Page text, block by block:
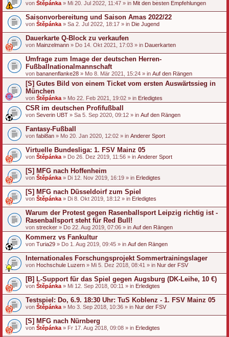
von Štěpánka » Mi 20. Jul 2022, 11:47 » in Mit den besten Empfehlungen
Saisonvorbereitung und Saison Amas 2022/22
von Štěpánka » Sa 2. Jul 2022, 18:17 » in Die Jugend
Dauerkarte Q-Block zu verkaufen
von Mainzelmann » Do 14. Okt 2021, 17:03 » in Dauerkarten
Umfrage zum Image der deutschen Herren-
Fußballnationalmannschaft
von bananenflanke28 » Mo 8. Mär 2021, 15:24 » in Auf den Rängen
[S] Gutes Bild von einem Ticket vom ersten Auswärtssieg in
München
von Štěpánka » Mo 22. Feb 2021, 19:02 » in Erledigtes
CSR im deutschen Profifußball
von Severin UBT » Sa 5. Sep 2020, 09:12 » in Auf den Rängen
Fantasy-Fußball
von fabi8an » Mo 20. Jan 2020, 12:02 » in Anderer Sport
Virtuelle Bundesliga: 1. FSV Mainz 05
von Štěpánka » Do 26. Dez 2019, 11:56 » in Anderer Sport
[S] MFG nach Hoffenheim
von Štěpánka » Di 12. Nov 2019, 16:19 » in Erledigtes
[S] MFG nach Düsseldoirf zum Spiel
von Štěpánka » Di 8. Okt 2019, 18:12 » in Erledigtes
Warum der Protest gegen Rasenballsport Leipzig richtig ist -
Rasenballsport steht für Red Bull!
von strecker » Do 22. Aug 2019, 07:06 » in Auf den Rängen
Kommerz vs Fankultur
von Turia29 » Do 1. Aug 2019, 09:45 » in Auf den Rängen
Internationales Forschungsprojekt Sommertrainingslager
von Hochschule Luzern » Mi 5. Dez 2018, 08:41 » in Nur der FSV
[B] L-Support für das Spiel gegen Augsburg (DK-Leihe, 10 €)
von Štěpánka » Mi 12. Sep 2018, 00:11 » in Erledigtes
Testspiel: Do, 6.9. 18:30 Uhr: TuS Koblenz - 1. FSV Mainz 05
von Štěpánka » Mo 3. Sep 2018, 10:36 » in Nur der FSV
[S] MFG nach Nürnberg
von Štěpánka » Fr 17. Aug 2018, 09:08 » in Erledigtes